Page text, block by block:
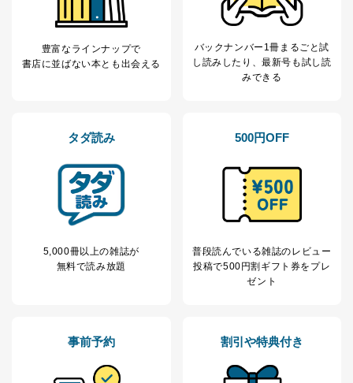
す。マイページをご利用いただけない方、その他の方に
つきましては、下記Aをご覧ください。 また、ご登録い
番号、金融機関の名称あるいはクレジットカードの有効
期限など、商品のお届けやご請求を行う上で支障がある
情報に変更があった場合には、当社が登録情報を変更さ
開示等の求めは、電話又は電子メールにて下記までお申
く書面等については、その際にご案内いたします。
■電話による場合
TEL:0570-200-223
株式会社富士山マガジンサービス 個人情報問い合わせ
受付時間：10:00～17:00（土、日、祝、年末年始休業）
以上での本人確認を実施させていただきます。
号、顧客番号、メールアドレス
豊富なラインナップで
書店に並ばない本とも出会える
バックナンバー1冊まるごと試
し読み したり、最新号も試し読
みできる
タダ読み
5,000冊以上の雑誌が
無料で読み放題
500円OFF
普段読んでいる雑誌のレビュー
投稿で500円割ギフト券をプレ
ゼント
事前予約 割引や特典付き